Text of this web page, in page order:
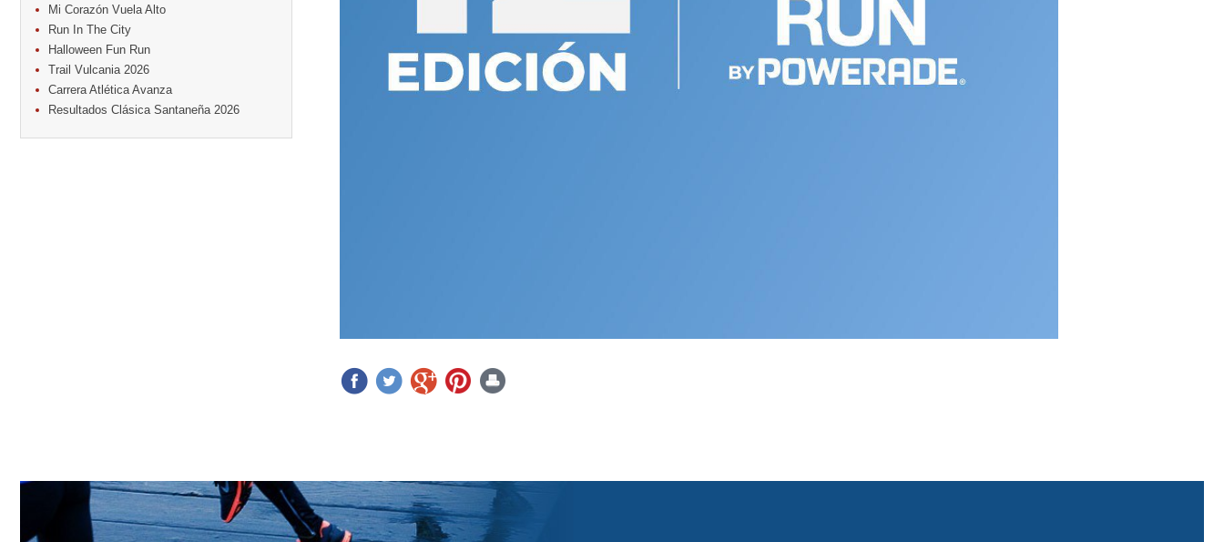
15. Entre Pan y Rosas
Diciembre
06. Trail Vulcania 2026
Mi Corazón Vuela Alto
Run In The City
Halloween Fun Run
Trail Vulcania 2026
Carrera Atlética Avanza
Resultados Clásica Santaneña 2026